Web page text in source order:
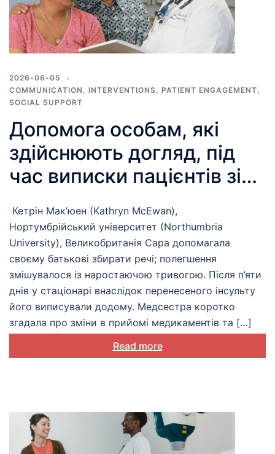
2026-06-05
COMMUNICATION , INTERVENTIONS, PATIENT ENGAGEMENT,
SOCIAL SUPPORT
Допомога особам, які
здійснюють догляд, під
час виписки пацієнтів зі
уроки спільного
проектування послуг
Кетрін Мак’юен (Kathryn McEwan),
Нортумбрійський університет (Northumbria
University), Великобританія Сара допомагала
своєму батькові збирати речі; полегшення
змішувалося із наростаючою тривогою. Після п’яти
днів у стаціонарі внаслідок перенесеного інсульту
його виписували додому. Медсестра коротко
згадала про зміни в прийомі медикаментів та […]
Read more